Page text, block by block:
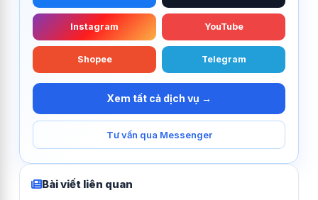
Instagram YouTube
Shopee Telegram
Xem tất cả dịch vụ →
Tư vấn qua Messenger
Bài viết liên quan